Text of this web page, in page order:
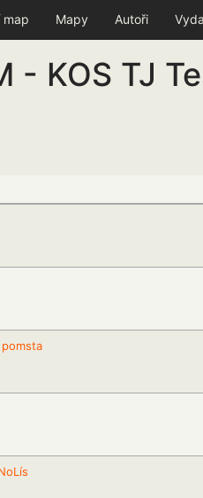
map Mapy Autoři
- KOS TJ